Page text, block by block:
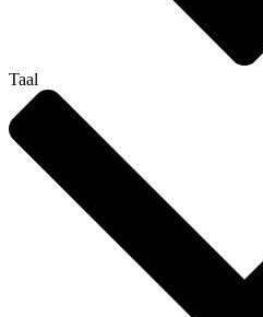
Taal